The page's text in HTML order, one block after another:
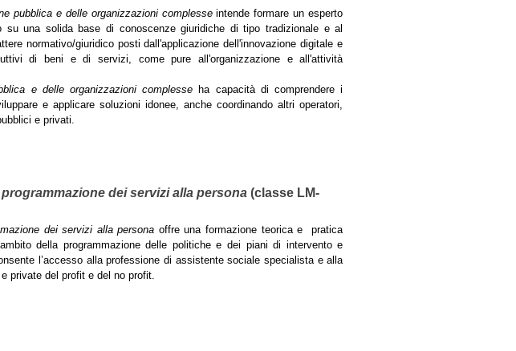
pubblica e delle organizzazioni complesseintende formare un esperto
una solida base di conoscenze giuridiche di tipo tradizionale e al
normativo/giuridico posti dall'applicazione dell'innovazione digitale e
di beni e di servizi, come pure all'organizzazione e all'attività
e delle organizzazioni complesse ha capacità di comprendere i
e applicare soluzioni idonee, anche coordinando altri operatori,
e privati.
dei servizi alla persona(classe LM-
dei servizi alla persona offre una formazione teorica e pratica
della programmazione delle politiche e dei piani di intervento e
l’accesso alla professione di assistente sociale specialista e alla
private del profit e del no profit.